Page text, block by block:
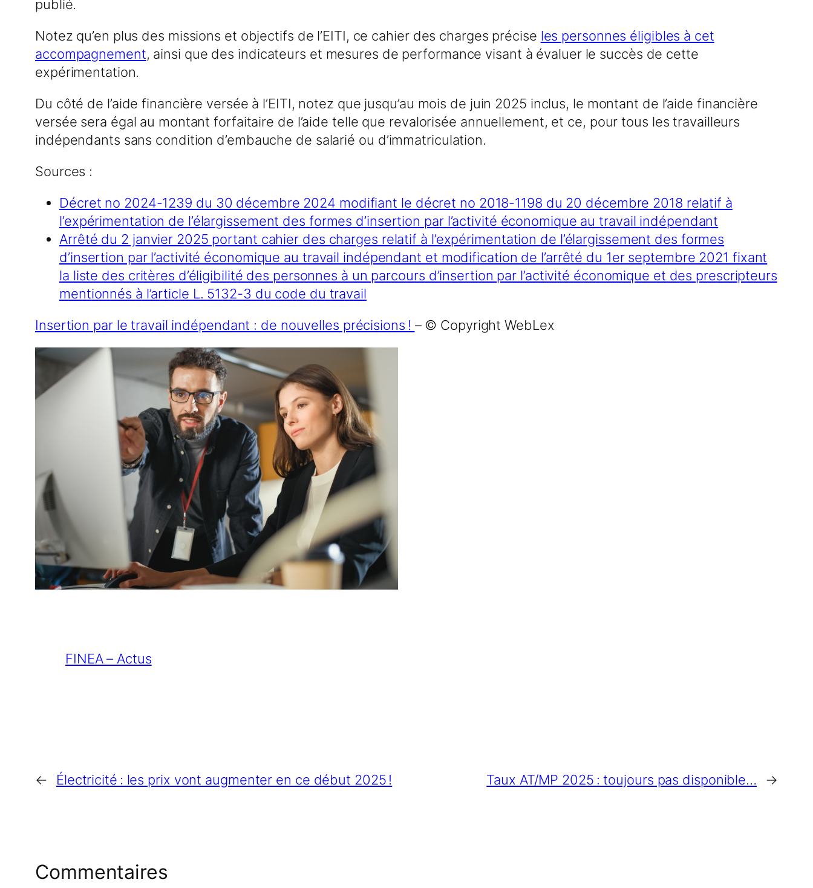
publié.
Notez qu’en plus des missions et objectifs de l’EITI, ce cahier des charges précise les personnes éligibles à cet
accompagnement, ainsi que des indicateurs et mesures de performance visant à évaluer le succès de cette
expérimentation.
Du côté de l’aide financière versée à l’EITI, notez que jusqu’au mois de juin 2025 inclus, le montant de l’aide financière
versée sera égal au montant forfaitaire de l’aide telle que revalorisée annuellement, et ce, pour tous les travailleurs
indépendants sans condition d’embauche de salarié ou d’immatriculation.
Sources :
Décret no 2024-1239 du 30 décembre 2024 modifiant le décret no 2018-1198 du 20 décembre 2018 relatif à
l’expérimentation de l’élargissement des formes d’insertion par l’activité économique au travail indépendant
Arrêté du 2 janvier 2025 portant cahier des charges relatif à l’expérimentation de l’élargissement des formes
d’insertion par l’activité économique au travail indépendant et modification de l’arrêté du 1er septembre 2021 fixant
la liste des critères d’éligibilité des personnes à un parcours d’insertion par l’activité économique et des prescripteurs
mentionnés à l’article L. 5132-3 du code du travail
Insertion par le travail indépendant : de nouvelles précisions ! – © Copyright WebLex
FINEA – Actus
← Électricité : les prix vont augmenter en ce début 2025 ! Taux AT/MP 2025 : toujours pas disponible… →
Commentaires